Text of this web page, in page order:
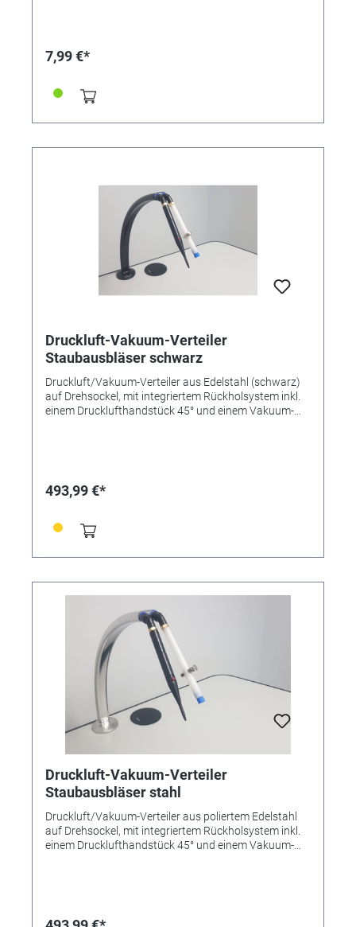
7,99 €*
Druckluft-Vakuum-Verteiler
Staubausbläser schwarz
Druckluft/Vakuum-Verteiler aus Edelstahl (schwarz)
auf Drehsockel, mit integriertem Rückholsystem inkl.
einem Drucklufthandstück 45° und einem Vakuum-
493,99 €*
Druckluft-Vakuum-Verteiler
Staubausbläser stahl
Druckluft/Vakuum-Verteiler aus poliertem Edelstahl
auf Drehsockel, mit integriertem Rückholsystem inkl.
einem Drucklufthandstück 45° und einem Vakuum-